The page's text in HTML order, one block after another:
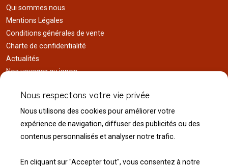
Qui sommes nous
Mentions Légales
Conditions générales de vente
Charte de confidentialité
Actualités
Nos voyages au japon
Liens utiles
Service client
Nous contacter
Modalité de retour
Nous respectons votre vie privée
Nous utilisons des cookies pour améliorer votre
expérience de navigation, diffuser des publicités ou des
contenus personnalisés et analyser notre trafic.
En cliquant sur "Accepter tout", vous consentez à notre